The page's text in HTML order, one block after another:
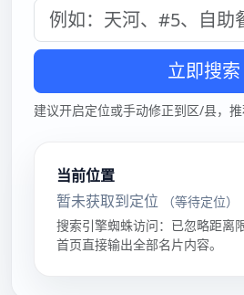
验证个苏州qm，这个妹纸是昨天
过，妹纸长得苏州凤楼qq群一般
州约茶群过可以QT苏州瑶池丽水
开，身材好，苏州水磨可以QT，